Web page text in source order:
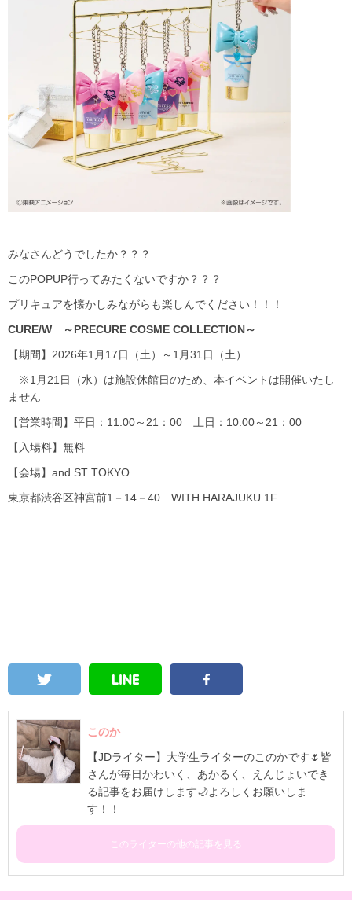
みなさんどうでしたか？？？
このPOPUP行ってみたくないですか？？？
プリキュアを懐かしみながらも楽しんでください！！！
CURE/W ～PRECURE COSME COLLECTION～
【期間】2026年1月17日（土）～1月31日（土）
※1月21日（水）は施設休館日のため、本イベントは開催いたし
ません
【営業時間】平日：11:00～21：00 土日：10:00～21：00
【入場料】無料
【会場】and ST TOKYO
東京都渋谷区神宮前1－14－40 WITH HARAJUKU 1F
このか
【JDライター】大学生ライターのこのかです🌷皆
さんが毎日かわいく、あかるく、えんじょいでき
る記事をお届けします🌙よろしくお願いしま
す！！
このライターの他の記事を見る